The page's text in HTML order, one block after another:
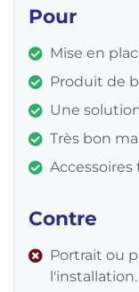
Pour
Mise en
Produit de
Une
Très bon
Contre
Portrait ou
l'installation.